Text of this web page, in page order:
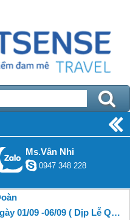
Ms.Vân Nhi
0947 348 228
-06/09 ( Dịp Lễ Quốc Khánh)